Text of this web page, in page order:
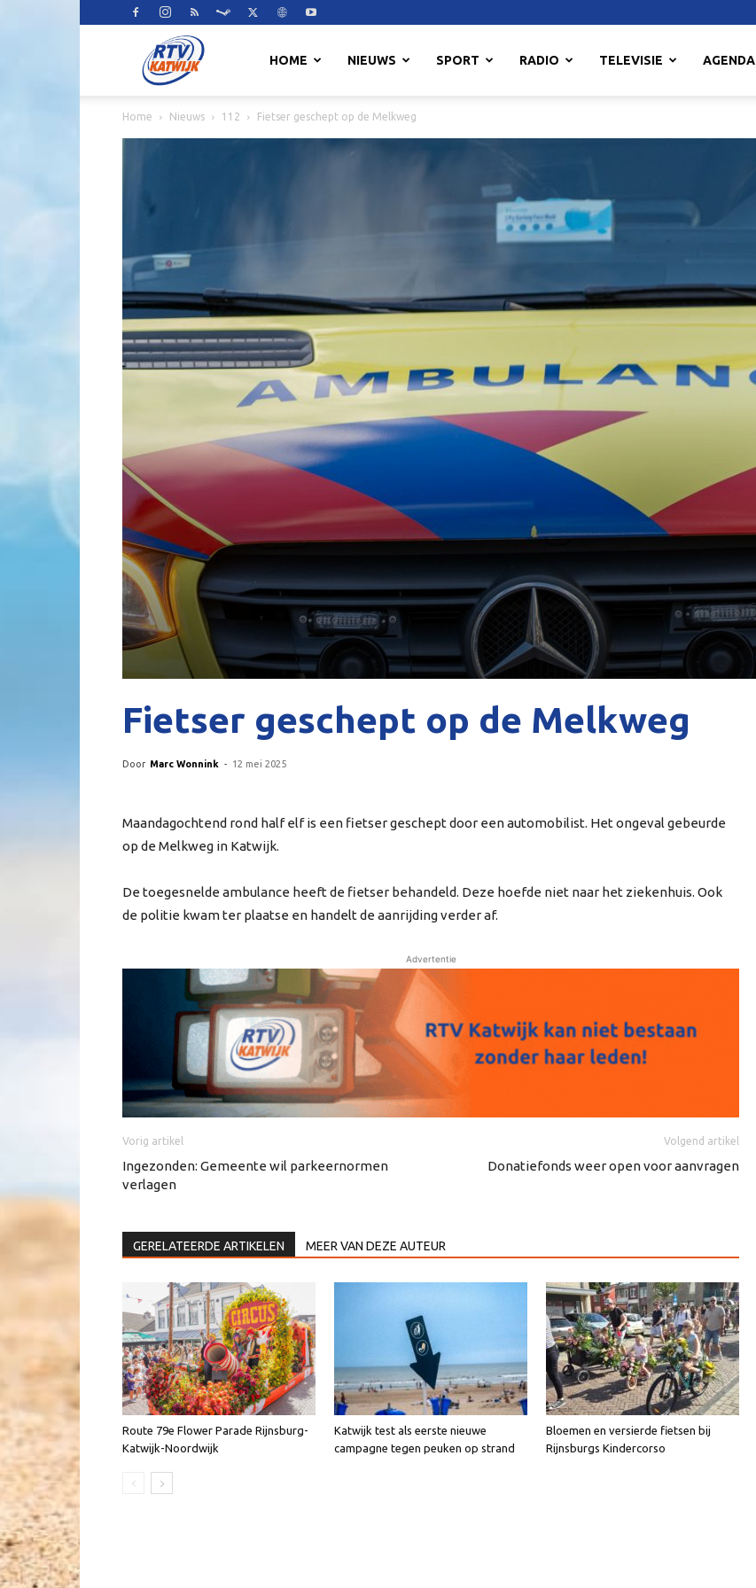
HOME NIEUWS SPORT RADIO TELEVISIE AGENDA
Home Nieuws 112 Fietser geschept op de Melkweg
Fietser geschept op de Melkweg
Door Marc Wonnink - 12 mei 2025
Maandagochtend rond half elf is een fietser geschept door een automobilist. Het ongeval gebeurde
op de Melkweg in Katwijk.
De toegesnelde ambulance heeft de fietser behandeld. Deze hoefde niet naar het ziekenhuis. Ook
de politie kwam ter plaatse en handelt de aanrijding verder af.
Advertentie
Vorig artikel
Ingezonden: Gemeente wil parkeernormen
verlagen
Volgend artikel
Donatiefonds weer open voor aanvragen
GERELATEERDE ARTIKELEN MEER VAN DEZE AUTEUR
Route 79e Flower Parade Rijnsburg-
Katwijk-Noordwijk
Katwijk test als eerste nieuwe
campagne tegen peuken op strand
Bloemen en versierde fietsen bij
Rijnsburgs Kindercorso